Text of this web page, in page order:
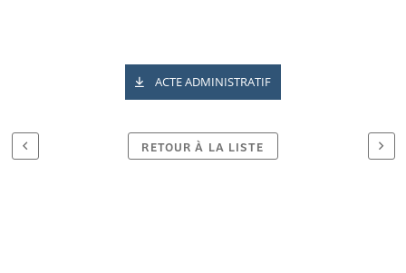
ACTE ADMINISTRATIF
RETOUR À LA LISTE